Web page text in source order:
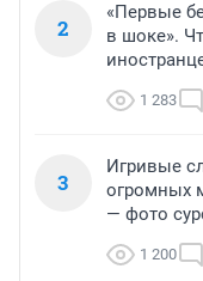
2
«Первые
в шоке».
1 283
3
Игривые
огромных
— фото
1 200